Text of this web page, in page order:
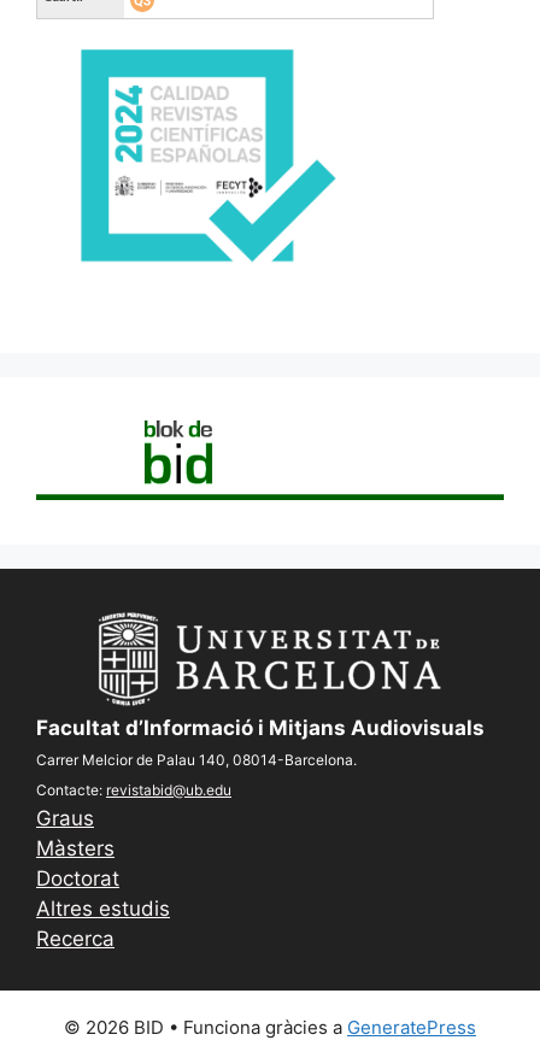
Facultat d’Informació i Mitjans Audiovisuals
Carrer Melcior de Palau 140, 08014-Barcelona.
Contacte: revistabid@ub.edu
Graus
Màsters
Doctorat
Altres estudis
Recerca
© 2026 BID • Funciona gràcies a GeneratePress